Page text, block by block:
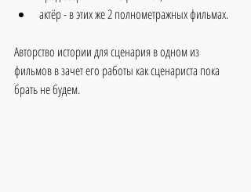
актёр - в этих же 2 полнометражных фильмах.
Авторство истории для сценария в одном из
фильмов в зачет его работы как сценариста пока
брать не будем.